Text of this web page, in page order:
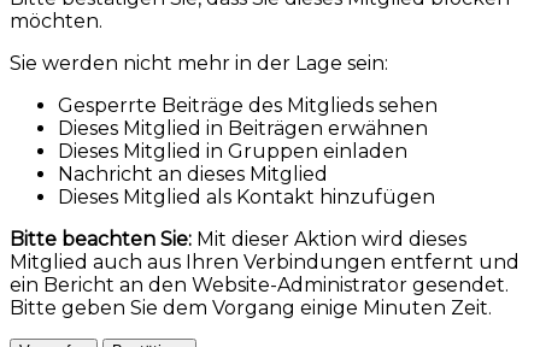
möchten.
Sie werden nicht mehr in der Lage sein:
Gesperrte Beiträge des Mitglieds sehen
Dieses Mitglied in Beiträgen erwähnen
Dieses Mitglied in Gruppen einladen
Nachricht an dieses Mitglied
Dieses Mitglied als Kontakt hinzufügen
Bitte beachten Sie: Mit dieser Aktion wird dieses
Mitglied auch aus Ihren Verbindungen entfernt und
ein Bericht an den Website-Administrator gesendet.
Bitte geben Sie dem Vorgang einige Minuten Zeit.